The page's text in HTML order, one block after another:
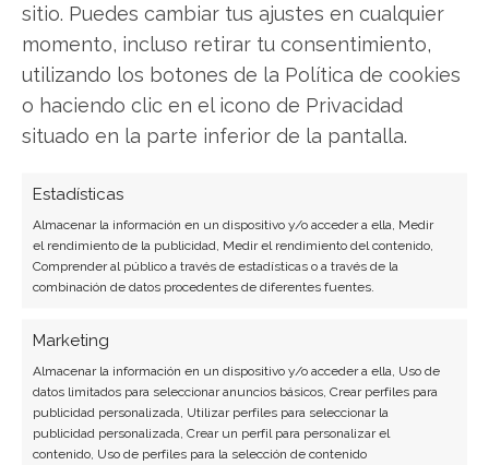
sitio. Puedes cambiar tus ajustes en cualquier
momento, incluso retirar tu consentimiento,
utilizando los botones de la Política de cookies
o haciendo clic en el icono de Privacidad
situado en la parte inferior de la pantalla.
Estadísticas
Almacenar la información en un dispositivo y/o acceder a ella, Medir
el rendimiento de la publicidad, Medir el rendimiento del contenido,
Comprender al público a través de estadísticas o a través de la
combinación de datos procedentes de diferentes fuentes.
Marketing
Almacenar la información en un dispositivo y/o acceder a ella, Uso de
datos limitados para seleccionar anuncios básicos, Crear perfiles para
publicidad personalizada, Utilizar perfiles para seleccionar la
publicidad personalizada, Crear un perfil para personalizar el
contenido, Uso de perfiles para la selección de contenido
Copiar enlace
Laura Fernández Silva
Analista tecnológica enfocada en innovación digital,
Colaboradora habitual en medios especializados
del sector tech.
Ver todos los artículos →